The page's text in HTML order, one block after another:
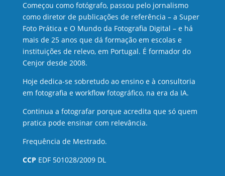
Começou como fotógrafo, passou pelo jornalismo
como diretor de publicações de referência – a Super
Foto Prática e O Mundo da Fotografia Digital – e há
mais de 25 anos que dá formação em escolas e
instituições de relevo, em Portugal. É formador do
Cenjor desde 2008.
Hoje dedica-se sobretudo ao ensino e à consultoria
em fotografia e workflow fotográfico, na era da IA.
Continua a fotografar porque acredita que só quem
pratica pode ensinar com relevância.
Frequência de Mestrado.
CCP EDF 501028/2009 DL